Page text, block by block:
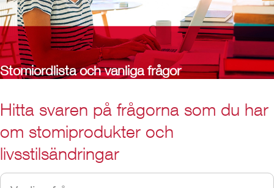
Stomiordlista och vanliga frågor
Hitta svaren på frågorna som du har
om stomiprodukter och
livsstilsändringar